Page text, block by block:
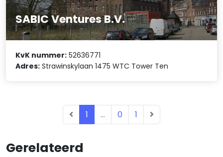
Gerelateerd
SABIC Ventures B.V.
KvK nummer: 52636771
Adres: Strawinskylaan 1475 WTC Tower Ten
1 ... 0 1